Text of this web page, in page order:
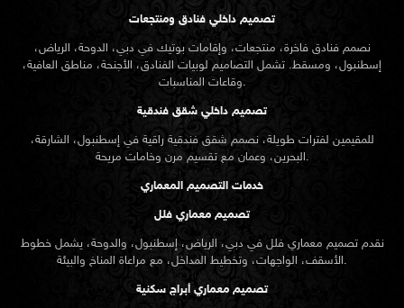
تصميم داخلي فنادق ومنتجعات
نصمم فنادق فاخرة، منتجعات، وإقامات بوتيك في دبي، الدوحة، الرياض،
إسطنبول، ومسقط. تشمل التصاميم لوبيات الفنادق، الأجنحة، مناطق العافية،
وقاعات المناسبات.
تصميم داخلي شقق فندقية
للمقيمين لفترات طويلة، نصمم شقق فندقية راقية في إسطنبول، الشارقة،
البحرين، وعمان مع تقسيم مرن وخامات مريحة.
خدمات التصميم المعماري
تصميم معماري فلل
نقدمتصميم معماري فلل في دبي، الرياض، إسطنبول، والدوحة، يشمل خطوط
الأسقف، الواجهات، وتخطيط المداخل، مع مراعاة المناخ والبيئة.
تصميم معماري أبراج سكنية